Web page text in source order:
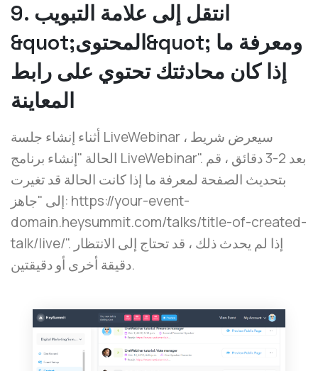
9. انتقل إلى علامة التبويب
&quot;المحتوى&quot; ومعرفة ما
إذا كان محادثتك تحتوي على رابط
المعاينة
أثناء إنشاء جلسة LiveWebinar ، سيعرض شريط
الحالة "إنشاء برنامج LiveWebinar". بعد 2-3 دقائق ، قم
بتحديث الصفحة لمعرفة ما إذا كانت الحالة قد تغيرت
إلى "جاهز: https://your-event-
domain.heysummit.com/talks/title-of-created-
talk/live/". إذا لم يحدث ذلك ، قد تحتاج إلى الانتظار
دقيقة أخرى أو دقيقتين.